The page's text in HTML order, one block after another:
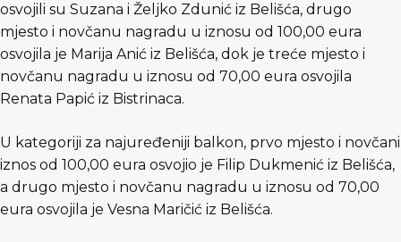
osvojili su Suzana i Željko Zdunić iz Belišća, drugo
mjesto i novčanu nagradu u iznosu od 100,00 eura
osvojila je Marija Anić iz Belišća, dok je treće mjesto i
novčanu nagradu u iznosu od 70,00 eura osvojila
Renata Papić iz Bistrinaca.
U kategoriji za najuređeniji balkon, prvo mjesto i novčani
iznos od 100,00 eura osvojio je Filip Dukmenić iz Belišća,
a drugo mjesto i novčanu nagradu u iznosu od 70,00
eura osvojila je Vesna Maričić iz Belišća.